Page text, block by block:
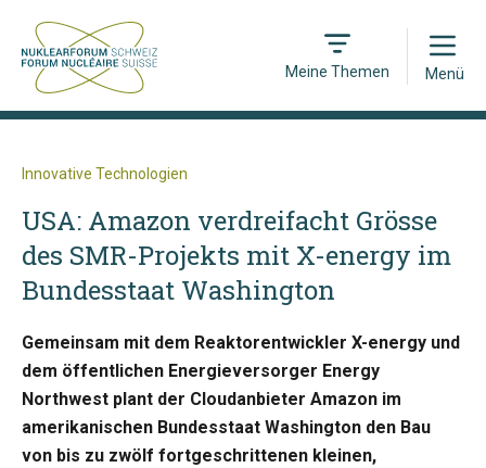
Meine Themen
Open
Menü
Innovative Technologien
USA: Amazon verdreifacht Grösse
des SMR-Projekts mit X-energy im
Bundesstaat Washington
Gemeinsam mit dem Reaktorentwickler X-energy und
dem öffentlichen Energieversorger Energy
Northwest plant der Cloudanbieter Amazon im
amerikanischen Bundesstaat Washington den Bau
von bis zu zwölf fortgeschrittenen kleinen,